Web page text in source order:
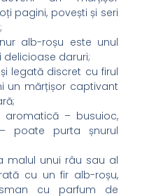
pagini, povești și seri
alb-roșu este unul
delicioase daruri;
legată discret cu firul
un mărțișor captivant
– busuioc,
poate purta șnurul
malul unui râu sau al
cu un fir alb-roșu,
cu parfum de